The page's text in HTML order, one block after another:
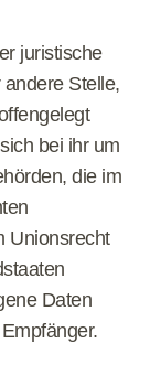
juristische
Stelle,
bei ihr um
die im
Unionsrecht
Daten